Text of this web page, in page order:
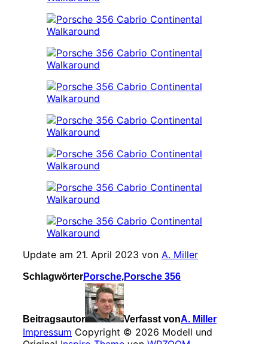
Update am 21. April 2023 von A. Miller
SchlagwörterPorsche,Porsche 356
Beitragsautor Verfasst vonA. Miller
Impressum Copyright © 2026 Modell und